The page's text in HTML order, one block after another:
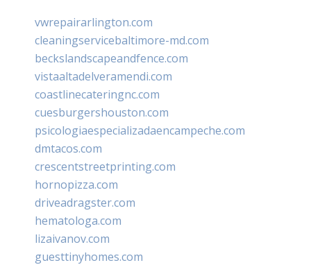
vwrepairarlington.com
cleaningservicebaltimore-md.com
beckslandscapeandfence.com
vistaaltadelveramendi.com
coastlinecateringnc.com
cuesburgershouston.com
psicologiaespecializadaencampeche.com
dmtacos.com
crescentstreetprinting.com
hornopizza.com
driveadragster.com
hematologa.com
lizaivanov.com
guesttinyhomes.com